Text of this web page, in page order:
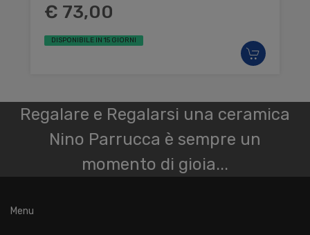
€ 73,00
DISPONIBILE IN 15 GIORNI
Regalare e Regalarsi una ceramica
Nino Parrucca è sempre un
momento di gioia...
Menu